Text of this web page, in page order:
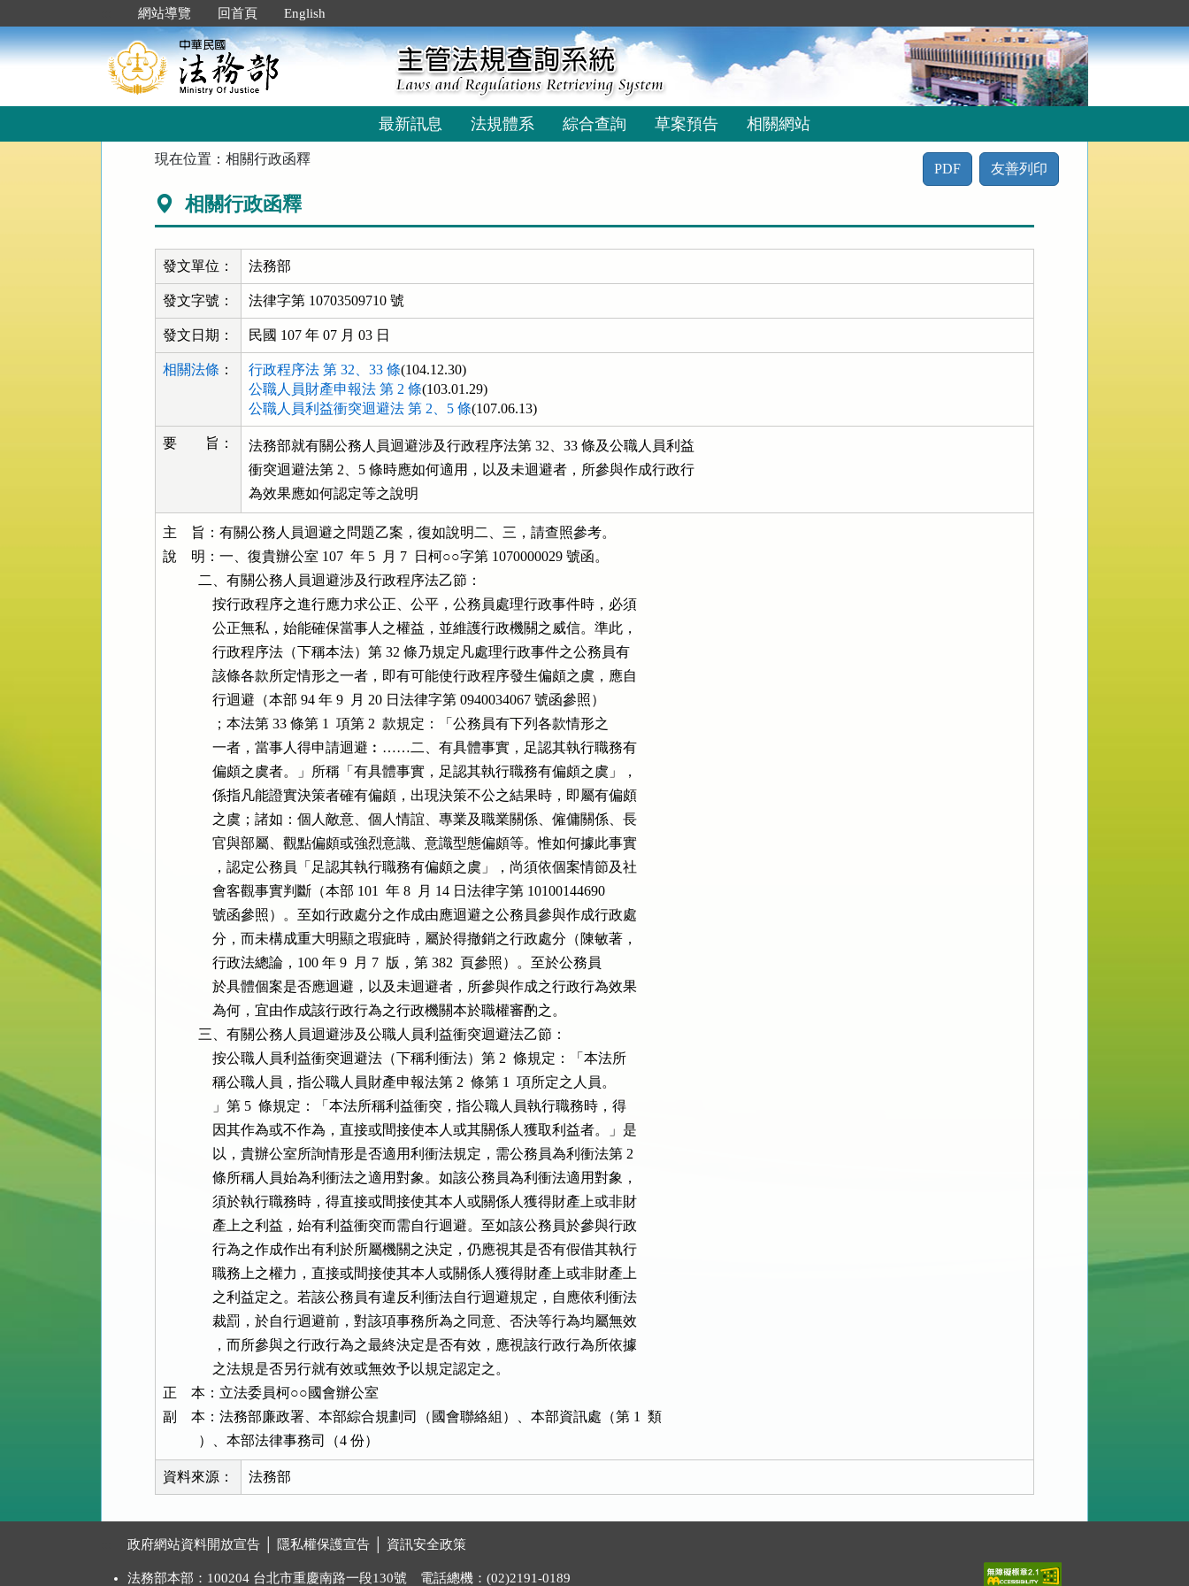
到
主
要
網站導覽 回首頁 English
最新訊息 法規體系 綜合查詢 草案預告 相關網站
現在位置：相關行政函釋
PDF 友善列印
相關行政函釋
發文單位： 法務部
發文字號： 法律字第 10703509710 號
發文日期： 民國 107 年 07 月 03 日
相關法條 ： 行政程序法 第 32、33 條(104.12.30)
公職人員財產申報法 第 2 條(103.01.29)
公職人員利益衝突迴避法 第 2、5 條(107.06.13)
要 旨：
法務部就有關公務人員迴避涉及行政程序法第 32、33 條及公職人員利益
衝突迴避法第 2、5 條時應如何適用，以及未迴避者，所參與作成行政行
為效果應如何認定等之說明
主    旨：有關公務人員迴避之問題乙案，復如說明二、三，請查照參考。
說    明：一、復貴辦公室 107  年 5  月 7  日柯○○字第 1070000029 號函。
          二、有關公務人員迴避涉及行政程序法乙節：
              按行政程序之進行應力求公正、公平，公務員處理行政事件時，必須
              公正無私，始能確保當事人之權益，並維護行政機關之威信。準此，
              行政程序法（下稱本法）第 32 條乃規定凡處理行政事件之公務員有
              該條各款所定情形之一者，即有可能使行政程序發生偏頗之虞，應自
              行迴避（本部 94 年 9  月 20 日法律字第 0940034067 號函參照）
              ；本法第 33 條第 1  項第 2  款規定：「公務員有下列各款情形之
              一者，當事人得申請迴避︰……二、有具體事實，足認其執行職務有
              偏頗之虞者。」所稱「有具體事實，足認其執行職務有偏頗之虞」，
              係指凡能證實決策者確有偏頗，出現決策不公之結果時，即屬有偏頗
              之虞；諸如：個人敵意、個人情誼、專業及職業關係、僱傭關係、長
              官與部屬、觀點偏頗或強烈意識、意識型態偏頗等。惟如何據此事實
              ，認定公務員「足認其執行職務有偏頗之虞」，尚須依個案情節及社
              會客觀事實判斷（本部 101  年 8  月 14 日法律字第 10100144690
              號函參照）。至如行政處分之作成由應迴避之公務員參與作成行政處
              分，而未構成重大明顯之瑕疵時，屬於得撤銷之行政處分（陳敏著，
              行政法總論，100 年 9  月 7  版，第 382  頁參照）。至於公務員
              於具體個案是否應迴避，以及未迴避者，所參與作成之行政行為效果
              為何，宜由作成該行政行為之行政機關本於職權審酌之。
          三、有關公務人員迴避涉及公職人員利益衝突迴避法乙節：
              按公職人員利益衝突迴避法（下稱利衝法）第 2  條規定：「本法所
              稱公職人員，指公職人員財產申報法第 2  條第 1  項所定之人員。
              」第 5  條規定：「本法所稱利益衝突，指公職人員執行職務時，得
              因其作為或不作為，直接或間接使本人或其關係人獲取利益者。」是
              以，貴辦公室所詢情形是否適用利衝法規定，需公務員為利衝法第 2
              條所稱人員始為利衝法之適用對象。如該公務員為利衝法適用對象，
              須於執行職務時，得直接或間接使其本人或關係人獲得財產上或非財
              產上之利益，始有利益衝突而需自行迴避。至如該公務員於參與行政
              行為之作成作出有利於所屬機關之決定，仍應視其是否有假借其執行
              職務上之權力，直接或間接使其本人或關係人獲得財產上或非財產上
              之利益定之。若該公務員有違反利衝法自行迴避規定，自應依利衝法
              裁罰，於自行迴避前，對該項事務所為之同意、否決等行為均屬無效
              ，而所參與之行政行為之最終決定是否有效，應視該行政行為所依據
              之法規是否另行就有效或無效予以規定認定之。
正    本：立法委員柯○○國會辦公室
副    本：法務部廉政署、本部綜合規劃司（國會聯絡組）、本部資訊處（第 1  類
          ）、本部法律事務司（4 份）
資料來源： 法務部
政府網站資料開放宣告 隱私權保護宣告 資訊安全政策
法務部本部：100204 台北市重慶南路一段130號 電話總機：(02)2191-0189